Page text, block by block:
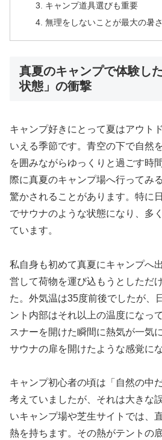
キャンプ道具選びも重要
無理をしないことが最大の暑
真夏のキャンプで体験し
状態」の衝撃
キャンプ好きにとって夏はアウト
いえる季節です。青空の下で自然
を囲みながらゆっくりと過ごす時
際に真夏のキャンプ場へ行ってみ
驚かされることがあります。特に
でサウナのような状態になり、多
ています。
私自身も初めて真夏にキャンプへ
営して荷物を運び込もうとしただ
た。外気温は35度前後でしたが、
ント内部はそれ以上の温度になっ
スナーを開けた瞬間に熱気が一気
サウナの扉を開けたような感覚に
キャンプ初心者の頃は「自然の中
考えていましたが、それは大きな
いキャンプ場や芝生サイトでは、
熱を持ちます。その熱がテントの